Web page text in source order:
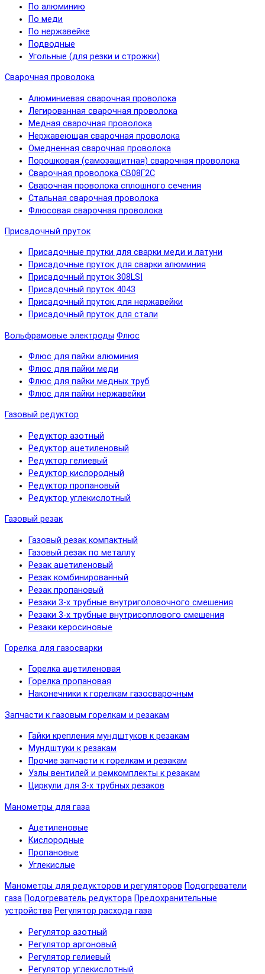
По алюминию
По меди
По нержавейке
Подводные
Угольные (для резки и строжки)
Сварочная проволока
Алюминиевая сварочная проволока
Легированная сварочная проволока
Медная сварочная проволока
Нержавеющая сварочная проволока
Омедненная сварочная проволока
Порошковая (самозащитная) сварочная проволока
Сварочная проволока СВ08Г2С
Сварочная проволока сплошного сечения
Стальная сварочная проволока
Флюсовая сварочная проволока
Присадочный пруток
Присадочные прутки для сварки меди и латуни
Присадочные пруток для сварки алюминия
Присадочный пруток 308LSI
Присадочный пруток 4043
Присадочный пруток для нержавейки
Присадочный пруток для стали
Вольфрамовые электроды Флюс
Флюс для пайки алюминия
Флюс для пайки меди
Флюс для пайки медных труб
Флюс для пайки нержавейки
Газовый редуктор
Редуктор азотный
Редуктор ацетиленовый
Редуктор гелиевый
Редуктор кислородный
Редуктор пропановый
Редуктор углекислотный
Газовый резак
Газовый резак компактный
Газовый резак по металлу
Резак ацетиленовый
Резак комбинированный
Резак пропановый
Резаки 3-х трубные внутриголовочного смешения
Резаки 3-х трубные внутрисоплового смешения
Резаки керосиновые
Горелка для газосварки
Горелка ацетиленовая
Горелка пропановая
Наконечники к горелкам газосварочным
Запчасти к газовым горелкам и резакам
Гайки крепления мундштуков к резакам
Мундштуки к резакам
Прочие запчасти к горелкам и резакам
Узлы вентилей и ремкомплекты к резакам
Циркули для 3-х трубных резаков
Манометры для газа
Ацетиленовые
Кислородные
Пропановые
Углекислые
Манометры для редукторов и регуляторов Подогреватели
газа Подогреватель редуктора Предохранительные
устройства Регулятор расхода газа
Регулятор азотный
Регулятор аргоновый
Регулятор гелиевый
Регулятор углекислотный